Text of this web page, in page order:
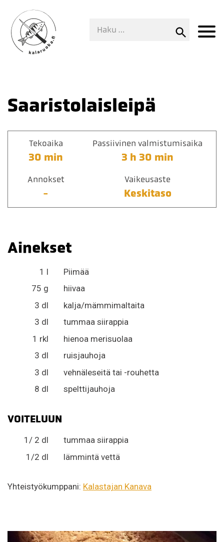
Saaristolaisleipä
Tekoaika
30 min
Passiivinen valmistumisaika
3 h 30 min
Annokset
-
Vaikeusaste
Keskitaso
Ainekset
1 l
Piimää
75 g
hiivaa
3 dl
kalja/mämmimaltaita
3 dl
tummaa siirappia
1 rkl
hienoa merisuolaa
3 dl
ruisjauhoja
3 dl
vehnäleseitä tai -rouhetta
8 dl
spelttijauhoja
VOITELUUN
1/ 2 dl
tummaa siirappia
1/2 dl
lämmintä vettä
Yhteistyökumppani: Kalastajan Kanava